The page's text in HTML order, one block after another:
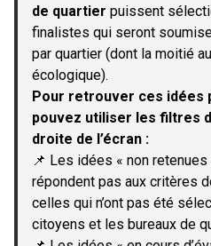
de quartier puissent
finalistes qui seront
par quartier (dont la moitié
écologique).
Pour retrouver ces idées
pouvez utiliser les filtres
droite de l’écran :
📌 Les idées « non
répondent pas aux critères
celles qui n’ont pas été
citoyens et les bureaux de